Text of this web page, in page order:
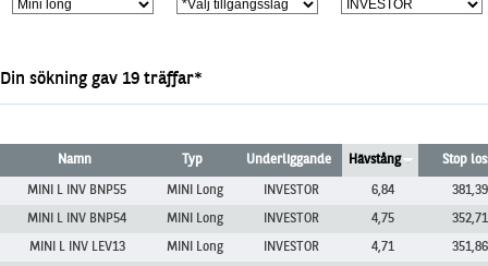
Din sökning gav 19 träffar*
Namn Typ Underliggande Hävstång Stop
MINI L INV BNP55 MINI Long INVESTOR 6,84 381,39
MINI L INV BNP54 MINI Long INVESTOR 4,75 352,71
MINI L INV LEV13 MINI Long INVESTOR 4,71 351,86